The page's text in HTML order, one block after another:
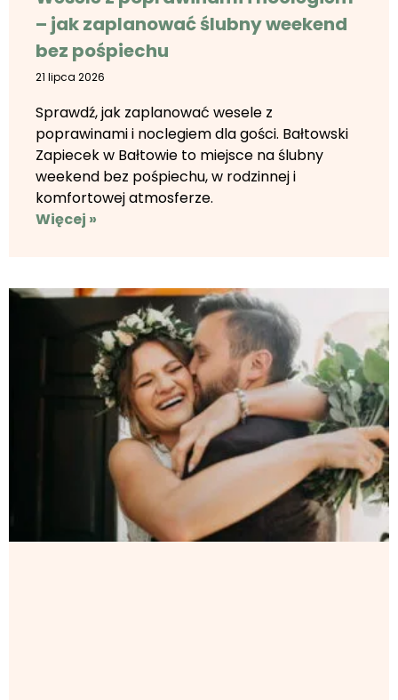
– jak zaplanować ślubny weekend
bez pośpiechu
21 lipca 2026
Sprawdź, jak zaplanować wesele z
poprawinami i noclegiem dla gości. Bałtowski
Zapiecek w Bałtowie to miejsce na ślubny
weekend bez pośpiechu, w rodzinnej i
komfortowej atmosferze.
Więcej »